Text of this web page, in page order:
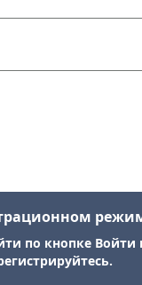
по кнопке Войти